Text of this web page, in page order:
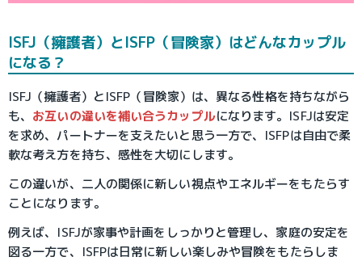
ISFJ（擁護者）とISFP（冒険家）はどんなカップル
になる？
ISFJ（擁護者）とISFP（冒険家）は、異なる性格を持ちながら
も、 お互いの違いを補い合うカップルになります。ISFJは安定
を求め、パートナーを支えたいと思う一方で、ISFPは自由で柔
軟な考え方を持ち、感性を大切にします。
この違いが、二人の関係に新しい視点やエネルギーをもたらす
ことになります。
例えば、ISFJが家事や計画をしっかりと管理し、家庭の安定を
図る一方で、ISFPは日常に新しい楽しみや冒険をもたらしま